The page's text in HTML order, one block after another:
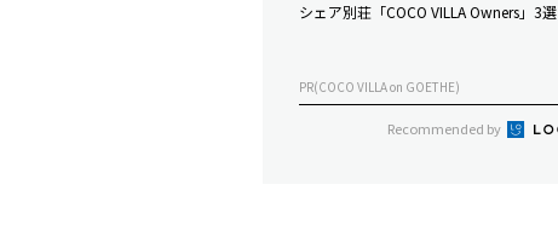
シェア別荘「COCO VILLA Owners」3選
PR(COCO VILLA on GOETHE)
Recommended by